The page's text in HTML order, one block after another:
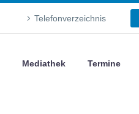
Telefonverzeichnis
Mediathek Termine